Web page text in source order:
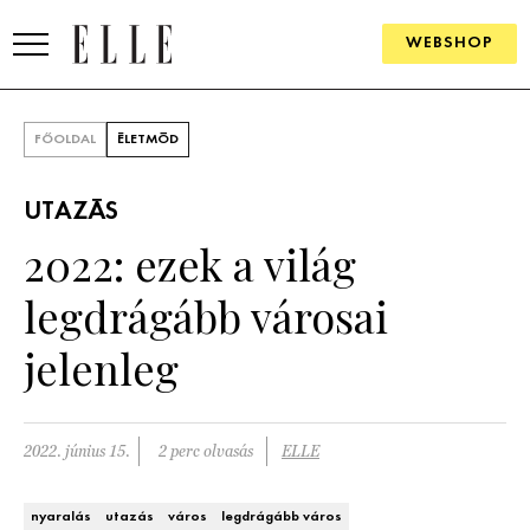
WEBSHOP
SZÉPSÉG
KULTÚRA
PSZICHÉ
ÉLETMÓD
PÁRKAPCSOLAT
FŐOLDAL ÉLETMÓD
UTAZÁS
2022: ezek a világ
legdrágább városai
jelenleg
2022. június 15. 2 perc olvasás ELLE
nyaralás utazás város legdrágább város